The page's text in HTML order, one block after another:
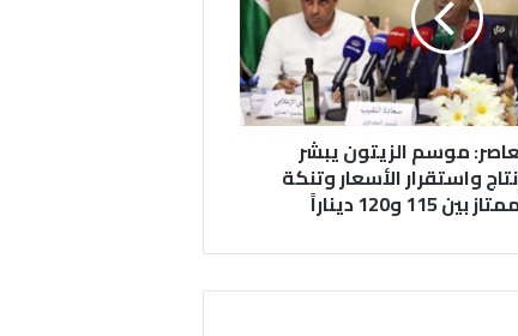
موسم الزيتون يبشر
واستقرار الأسعار وتنكة
115 و120 ديناراً